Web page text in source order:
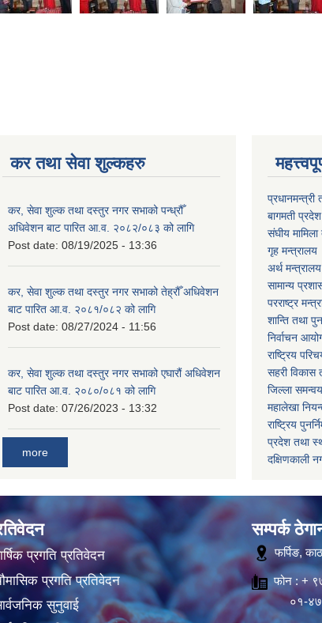
कर तथा सेवा शुल्कहरु
कर, सेवा शुल्क तथा दस्तुर नगर सभाको पन्ध्रौँ
अधिवेशन बाट पारित आ.व. २०८२/०८३ को लागि
Post date: 08/19/2025 - 13:36
कर, सेवा शुल्क तथा दस्तुर नगर सभाको तेह्रौँ अधिवेशन
बाट पारित आ.व. २०८१/०८२ को लागि
Post date: 08/27/2024 - 11:56
कर, सेवा शुल्क तथा दस्तुर नगर सभाको एघारौं अधिवेशन
बाट पारित आ.व. २०८०/०८१ को लागि
Post date: 07/26/2023 - 13:32
more
प्रधानमन्त्री
बागमती
संघीय
गृह मन्त्रालय
अर्थ मन्त्रालय
सामान्य
परराष्ट्र
शान्ति तथा
निर्वाचन
राष्ट्रिय
सहरी विकास
जिल्ला
महालेखा
राष्ट्रिय
प्रदेश तथा
दक्षिणकाली
प्रगति प्रतिवेदन
प्रगति प्रतिवेदन
सुनुवाई
सम्पर्क
फर्पिङ,
फोन : +
०१-